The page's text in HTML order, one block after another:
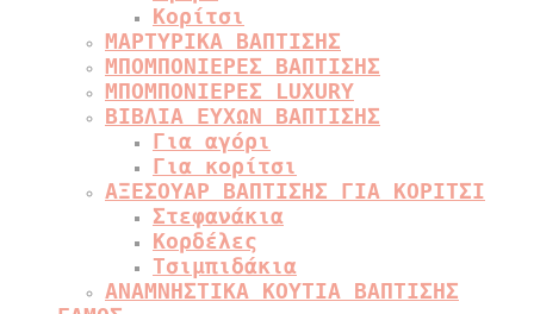
Κορίτσι
ΜΑΡΤΥΡΙΚΑ ΒΑΠΤΙΣΗΣ
ΜΠΟΜΠΟΝΙΕΡΕΣ ΒΑΠΤΙΣΗΣ
ΜΠΟΜΠΟΝΙΕΡΕΣ LUXURY
ΒΙΒΛΙΑ ΕΥΧΩΝ ΒΑΠΤΙΣΗΣ
Για αγόρι
Για κορίτσι
ΑΞΕΣΟΥΑΡ ΒΑΠΤΙΣΗΣ ΓΙΑ ΚΟΡΙΤΣΙ
Στεφανάκια
Κορδέλες
Τσιμπιδάκια
ΑΝΑΜΝΗΣΤΙΚΑ ΚΟΥΤΙΑ ΒΑΠΤΙΣΗΣ